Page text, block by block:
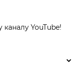
YouTube!